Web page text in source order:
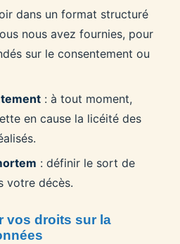
dans un format structuré
nous avez fournies, pour
sur le consentement ou
: à tout moment,
en cause la licéité des
: définir le sort de
votre décès.
vos droits sur la